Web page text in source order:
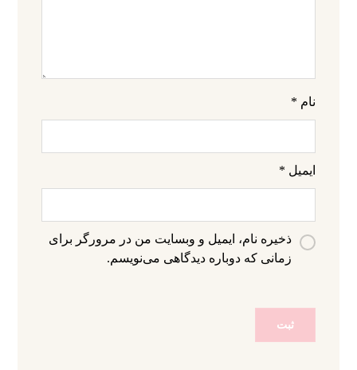
نام *
ایمیل *
ذخیره نام، ایمیل و وبسایت من در مرورگر برای
زمانی که دوباره دیدگاهی می‌نویسم.